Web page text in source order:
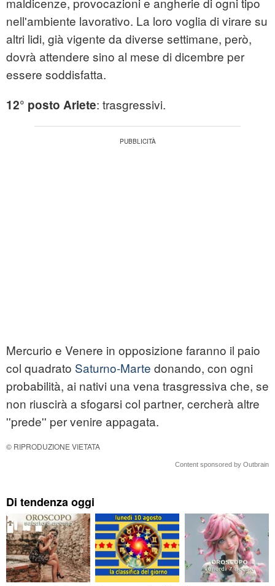
nell'ambiente lavorativo. La loro voglia di virare su
altri lidi, già vigente da diverse settimane, però,
dovrà attendere sino al mese di dicembre per
essere soddisfatta.
12° posto Ariete: trasgressivi.
Mercurio e Venere in opposizione faranno il paio
col quadrato Saturno-Marte donando, con ogni
probabilità, ai nativi una vena trasgressiva che, se
non riuscirà a sfogarsi col partner, cercherà altre
''prede'' per venire appagata.
© RIPRODUZIONE VIETATA
Content sponsored by Outbrain
Di tendenza oggi